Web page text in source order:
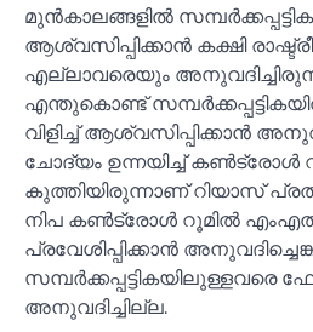
മുന്‍കാലങ്ങളില്‍
ആശ്വസിപ്പിക്കാന്‍ കക്ഷി
എല്ലാവരെയും
എന്തുകൊണ്ട്
വിളിച്ച്‌ ആശ്വസിപ്പിക്കാന്‍
ചോദ്യം ഉന്നയിച്ച്‌ കണ്‍ട്രോള്‍
കുത്തിയിരുന്നാണ് റിയാസ്
നിപ കണ്‍ട്രോള്‍ റൂമില്‍
പ്രവേശിപ്പിക്കാന്‍
അനുവദിച്ചില്ല.